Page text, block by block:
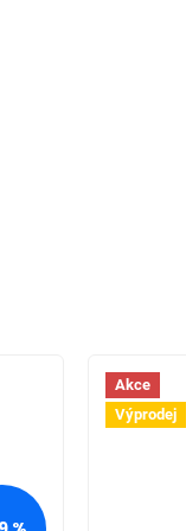
Akce
Výprodej